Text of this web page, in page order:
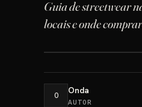
Guia de streetwear
locais e onde
O Onda
AUTOR